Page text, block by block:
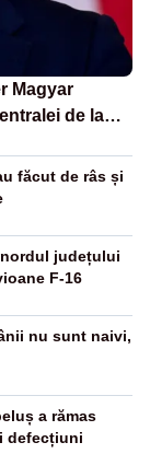
Magyar
de la
făcut de râs și
județului
F-16
nu sunt naivi,
a rămas
defecțiuni